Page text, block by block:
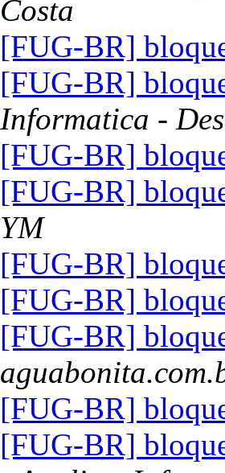
Costa
[FUG-BR]
[FUG-BR]
Informatica -
[FUG-BR]
[FUG-BR]
YM
[FUG-BR]
[FUG-BR]
[FUG-BR]
[FUG-BR]
[FUG-BR]